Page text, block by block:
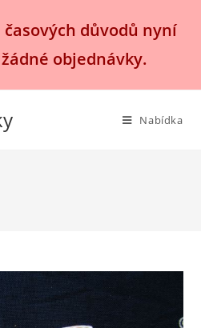
důvodů nyní
objednávky.
Nabídka